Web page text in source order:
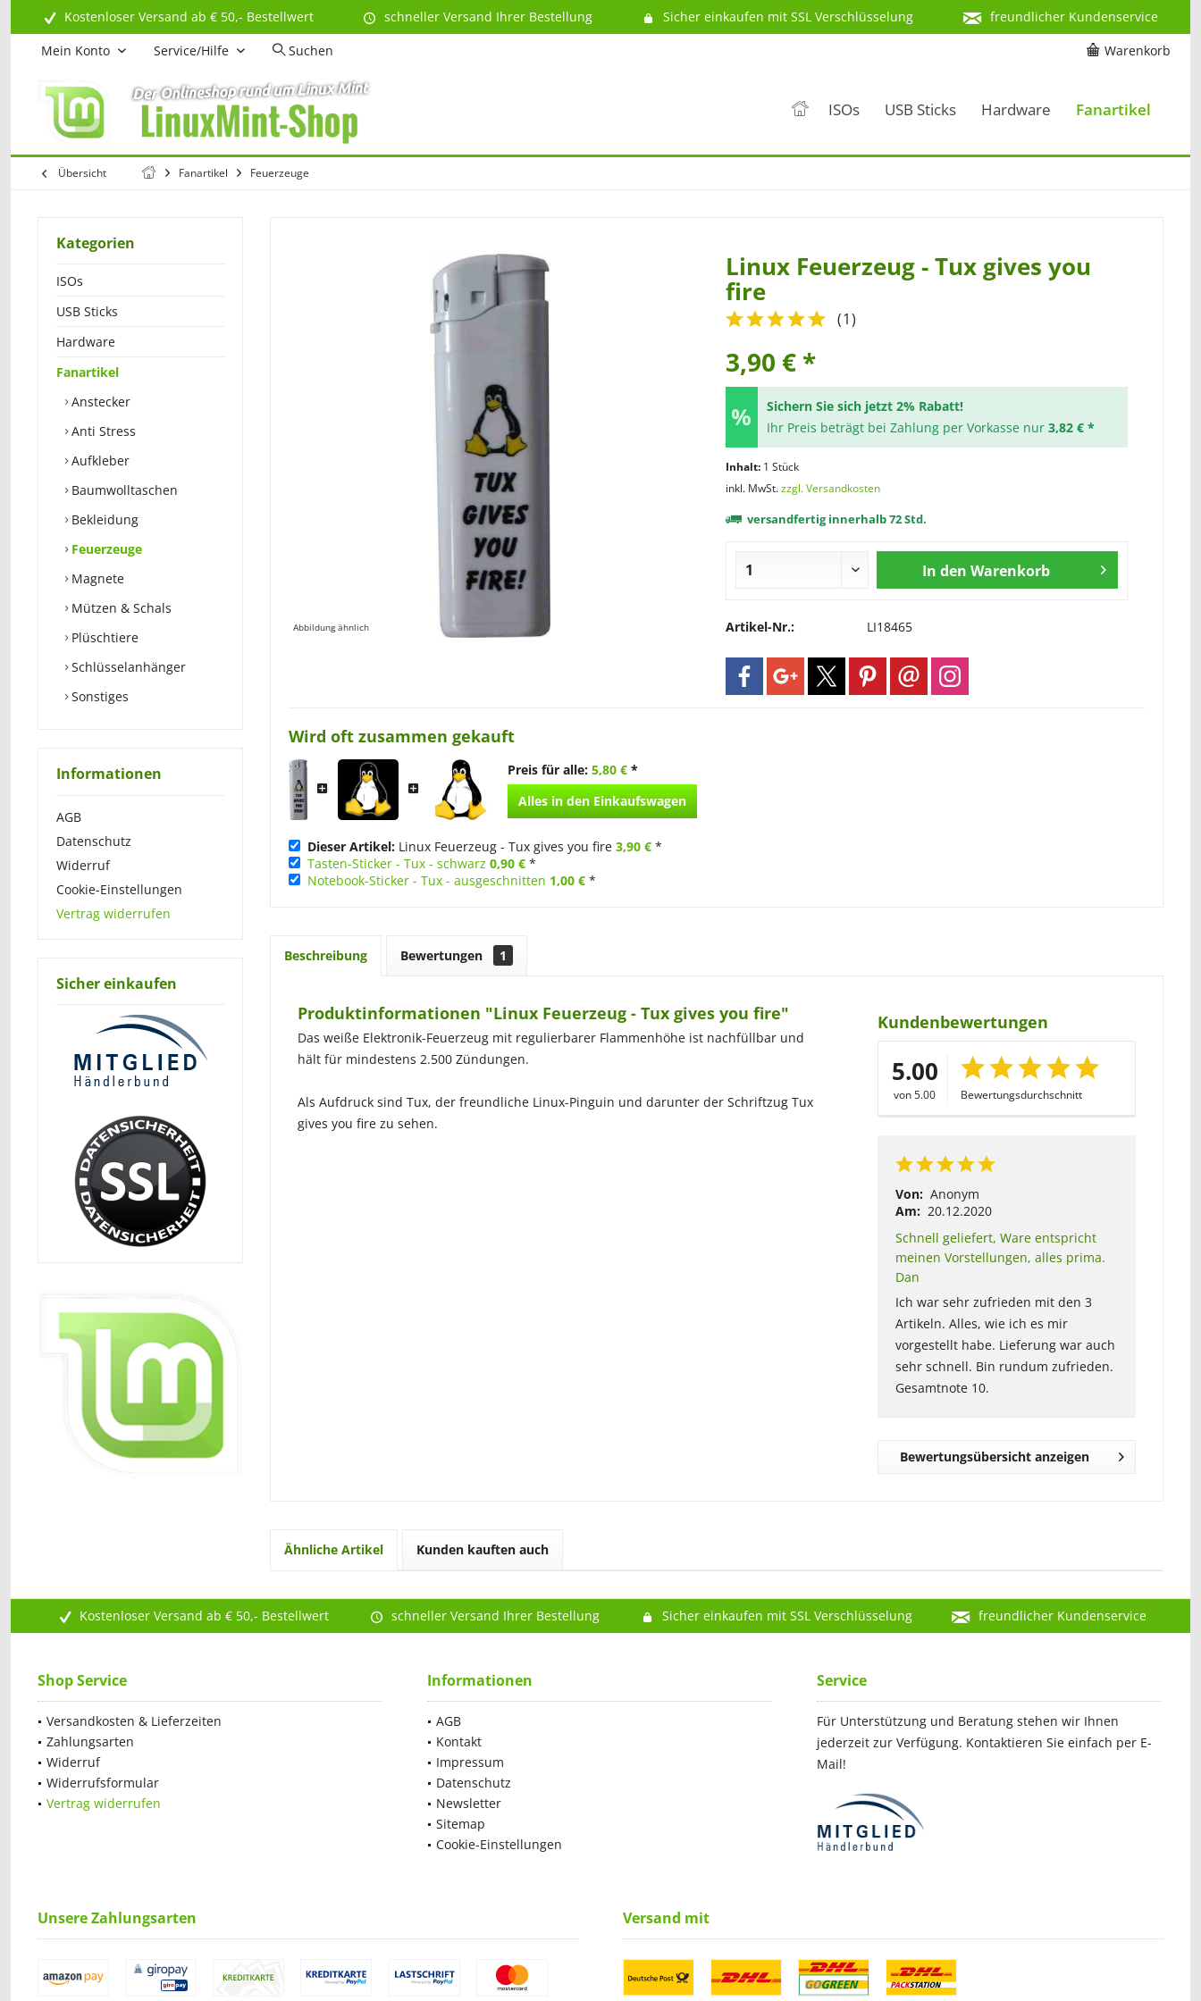
Kostenloser Versand ab € 50,- Bestellwert schneller Versand Ihrer Bestellung Sicher einkaufen mit SSL Verschlüsselung
freundlicher Kundenservice
Warenkorb
Mein Konto Service/Hilfe Suchen
ISOs USB Sticks Hardware Fanartikel
Übersicht Fanartikel Feuerzeuge
Kategorien
ISOs
USB Sticks
Hardware
Fanartikel
Anstecker
Anti Stress
Aufkleber
Baumwolltaschen
Bekleidung
Feuerzeuge
Magnete
Mützen & Schals
Plüschtiere
Schlüsselanhänger
Sonstiges
Informationen
AGB
Datenschutz
Widerruf
Cookie-Einstellungen
Vertrag widerrufen
Sicher einkaufen
Abbildung ähnlich
Linux Feuerzeug - Tux gives you
fire
(1)
3,90 € *
Sichern Sie sich jetzt 2% Rabatt!
Ihr Preis beträgt bei Zahlung per Vorkasse nur 3,82 € *
Inhalt: 1 Stück
inkl. MwSt.zzgl. Versandkosten
versandfertig innerhalb 72 Std.
In den Warenkorb
Artikel-Nr.: LI18465
Wird oft zusammen gekauft
Preis für alle:5,80 € *
Alles in den Einkaufswagen
Dieser Artikel: Linux Feuerzeug - Tux gives you fire 3,90 € *
Tasten-Sticker - Tux - schwarz 0,90 € *
Notebook-Sticker - Tux - ausgeschnitten 1,00 € *
Beschreibung Bewertungen 1
Produktinformationen "Linux Feuerzeug - Tux gives you fire"
Das weiße Elektronik-Feuerzeug mit regulierbarer Flammenhöhe ist nachfüllbar und
hält für mindestens 2.500 Zündungen.
Als Aufdruck sind Tux, der freundliche Linux-Pinguin und darunter der Schriftzug Tux
gives you fire zu sehen.
Kundenbewertungen
5.00
von 5.00 Bewertungsdurchschnitt
Von: Anonym
Am: 20.12.2020
Schnell geliefert, Ware entspricht
meinen Vorstellungen, alles prima.
Dan
Ich war sehr zufrieden mit den 3
Artikeln. Alles, wie ich es mir
vorgestellt habe. Lieferung war auch
sehr schnell. Bin rundum zufrieden.
Gesamtnote 10.
Bewertungsübersicht anzeigen
Ähnliche Artikel Kunden kauften auch
Kostenloser Versand ab € 50,- Bestellwert schneller Versand Ihrer Bestellung Sicher einkaufen mit SSL Verschlüsselung freundlicher Kundenservice
Shop Service
Versandkosten & Lieferzeiten
Zahlungsarten
Widerruf
Widerrufsformular
Vertrag widerrufen
Informationen
AGB
Kontakt
Impressum
Datenschutz
Newsletter
Sitemap
Cookie-Einstellungen
Service
Für Unterstützung und Beratung stehen wir Ihnen
jederzeit zur Verfügung. Kontaktieren Sie einfach per E-
Mail!
Unsere Zahlungsarten Versand mit